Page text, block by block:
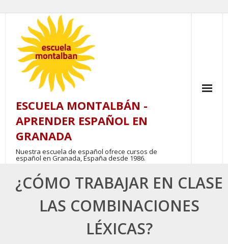
content
ESCUELA MONTALBÁN -
APRENDER ESPAÑOL EN
GRANADA
Nuestra escuela de español ofrece cursos de
español en Granada, España desde 1986.
¿CÓMO TRABAJAR EN CLASE
LAS COMBINACIONES
LÉXICAS?